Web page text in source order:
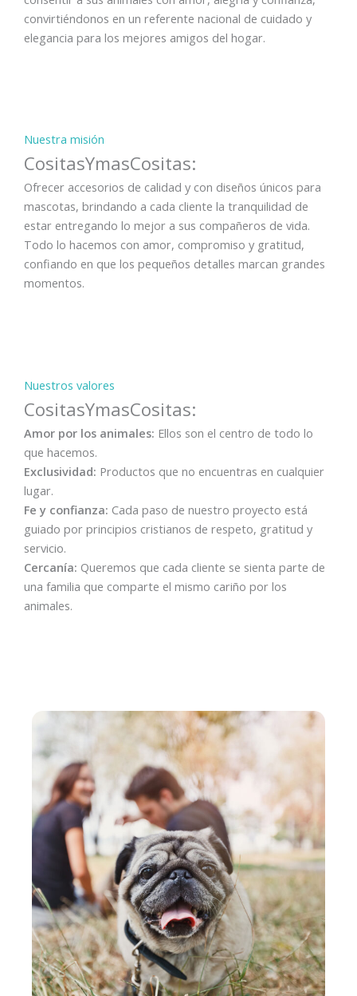
convirtiéndonos en un referente nacional de cuidado y
elegancia para los mejores amigos del hogar.
Nuestra misión
CositasYmasCositas:
Ofrecer accesorios de calidad y con diseños únicos para
mascotas, brindando a cada cliente la tranquilidad de
estar entregando lo mejor a sus compañeros de vida.
Todo lo hacemos con amor, compromiso y gratitud,
confiando en que los pequeños detalles marcan grandes
momentos.
Nuestros valores
CositasYmasCositas:
Amor por los animales: Ellos son el centro de todo lo
que hacemos.
Exclusividad: Productos que no encuentras en cualquier
lugar.
Fe y confianza: Cada paso de nuestro proyecto está
guiado por principios cristianos de respeto, gratitud y
servicio.
Cercanía: Queremos que cada cliente se sienta parte de
una familia que comparte el mismo cariño por los
animales.